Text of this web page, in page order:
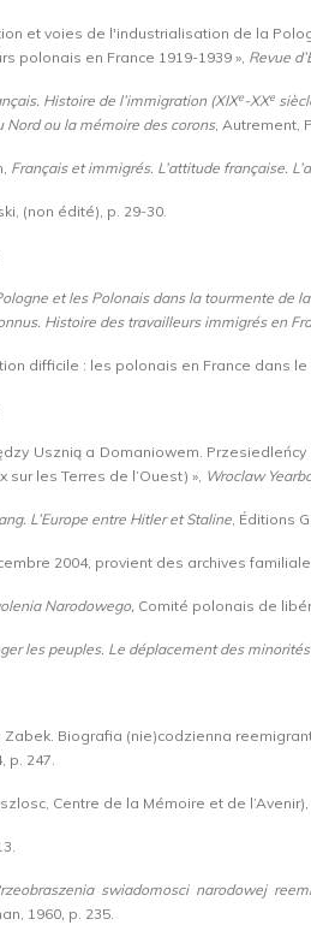
et voies de l'industrialisation de la
polonais en France 1919-1939 », Revue
Histoire de l’immigration (XIXe-XXe
Nord ou la mémoire des corons, Autrement,
Français et immigrés. L’attitude française.
(non édité), p. 29-30.
et les Polonais dans la tourmente de
Histoire des travailleurs immigrés en
difficile : les polonais en France dans
Usznią a Domaniowem.
les Terres de l’Ouest) », Wroclaw
L’Europe entre Hitler et Staline, Éditions
2004, provient des archives
Narodowego, Comité polonais de
les peuples. Le déplacement des
Zabek. Biografia (nie)codzienna
p. 247.
Centre de la Mémoire et de
swiadomosci narodowej
1960, p. 235.